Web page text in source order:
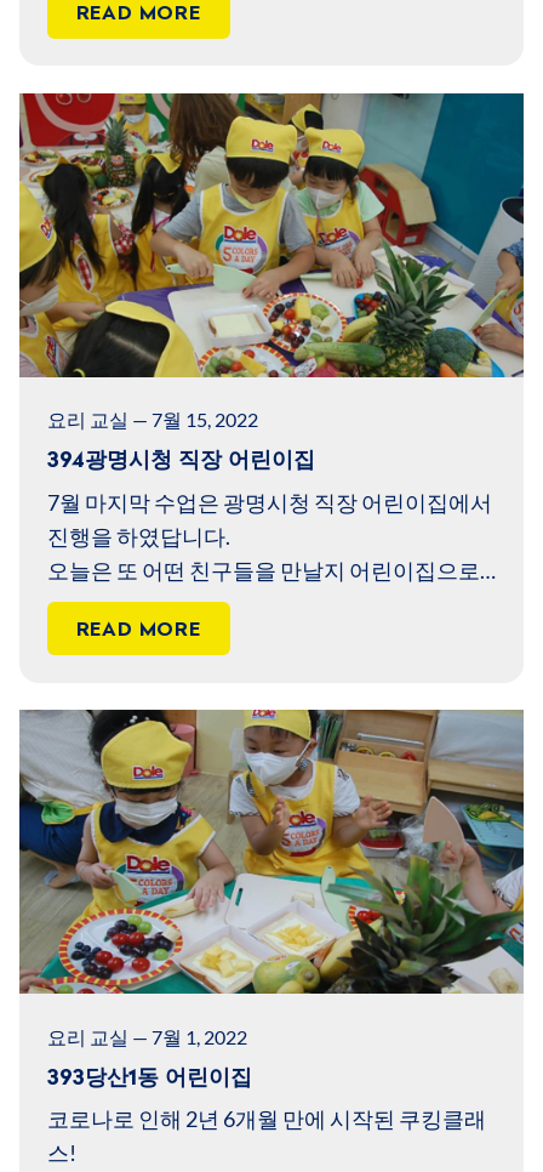
READ MORE
요리 교실 — 7월 15, 2022
394광명시청 직장 어린이집
7월 마지막 수업은 광명시청 직장 어린이집에서
진행을 하였답니다.
오늘은 또 어떤 친구들을 만날지 어린이집으로
들어 가볼까요?
READ MORE
요리 교실 — 7월 1, 2022
393당산1동 어린이집
코로나로 인해 2년 6개월 만에 시작된 쿠킹클래
스!